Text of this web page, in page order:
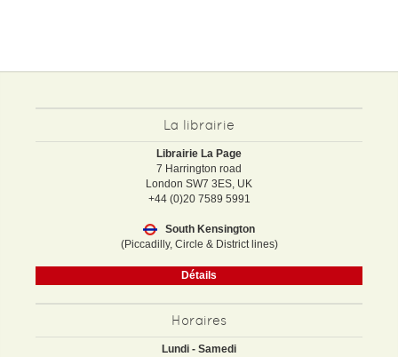
La librairie
Librairie La Page
7 Harrington road
London SW7 3ES, UK
+44 (0)20 7589 5991
South Kensington
(Piccadilly, Circle & District lines)
Détails
Horaires
Lundi - Samedi